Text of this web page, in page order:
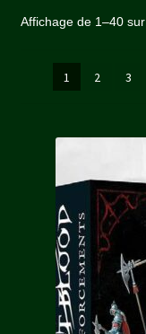
Affichage de 1–40
1 2 3